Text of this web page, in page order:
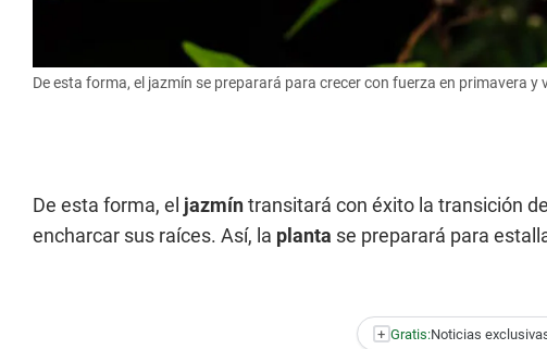
De esta forma, el jazmín se preparará para crecer con fuerza en primavera y
De esta forma, el jazmíntransitará con éxito la transición
encharcar sus raíces. Así, la planta se preparará para
+ Gratis:Noticias